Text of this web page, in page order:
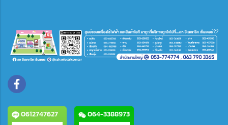
0612747627 064-3388973